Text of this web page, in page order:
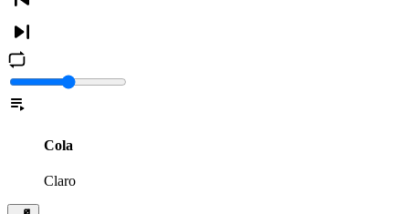
Cola
Claro